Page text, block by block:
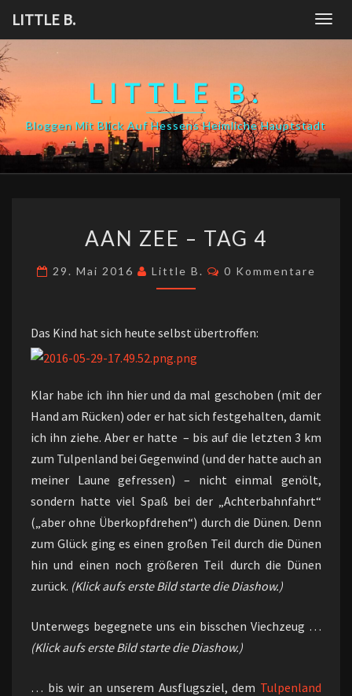
content
LITTLE B.
LITTLE B.
Bloggen Mit Blick Auf Hessens Heimliche Hauptstadt
ZEE
TAG
AAN ZEE – TAG 4
29. Mai 2016 Little B. Kommentare
0 Kommentare
Das Kind hat sich heute selbst übertroffen:
Klar habe ich ihn hier und da mal geschoben (mit der
Hand am Rücken) oder er hat sich festgehalten, damit
ich ihn ziehe. Aber er hatte – bis auf die letzten 3 km
zum Tulpenland bei Gegenwind (und der hatte auch an
meiner Laune gefressen) – nicht einmal genölt,
sondern hatte viel Spaß bei der „Achterbahnfahrt“
(„aber ohne Überkopfdrehen“) durch die Dünen. Denn
zum Glück ging es einen großen Teil durch die Dünen
hin und einen noch größeren Teil durch die Dünen
zurück. (Klick aufs erste Bild starte die Diashow.)
Unterwegs begegnete uns ein bisschen Viechzeug …
(Klick aufs erste Bild starte die Diashow.)
… bis wir an unserem Ausflugsziel, dem Tulpenland